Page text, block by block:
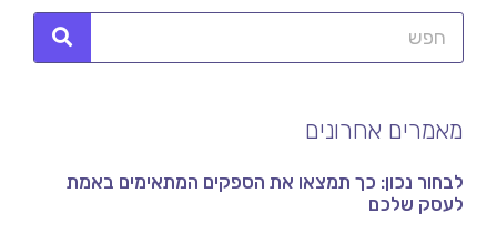
מאמרים אחרונים
לבחור נכון: כך תמצאו את הספקים המתאימים באמת
לעסק שלכם